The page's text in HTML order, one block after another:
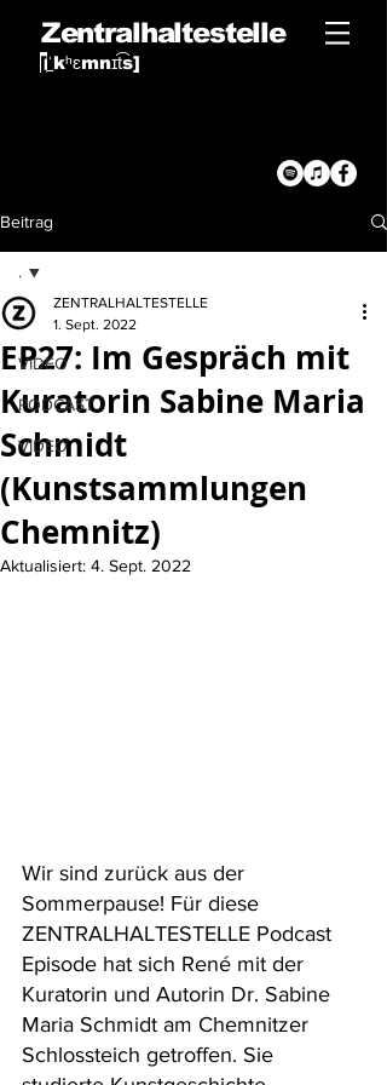
Zentralhaltestelle
[ˈkʰɛmnɪt͡s]
Beitrag
.
VIDEO
PODCAST
VIDEO
.
EP27: Im Gespräch mit
Kuratorin Sabine Maria
Schmidt
(Kunstsammlungen
Chemnitz)
ZENTRALHALTESTELLE
1. Sept. 2022
Aktualisiert: 4. Sept. 2022
Wir sind zurück aus der
Sommerpause! Für diese
ZENTRALHALTESTELLE Podcast
Episode hat sich René mit der
Kuratorin und Autorin Dr. Sabine
Maria Schmidt am Chemnitzer
Schlossteich getroffen. Sie